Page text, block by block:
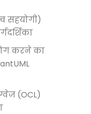
सहयोगी)
करने का
(OCL)